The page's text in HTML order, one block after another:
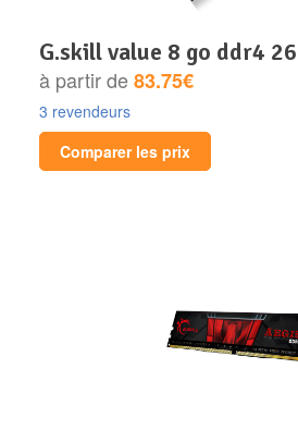
g.skill value 8 go ddr4
à partir de83.75€
3 revendeurs
Comparer les prix